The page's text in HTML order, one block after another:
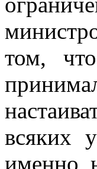
том,
всяких
именно